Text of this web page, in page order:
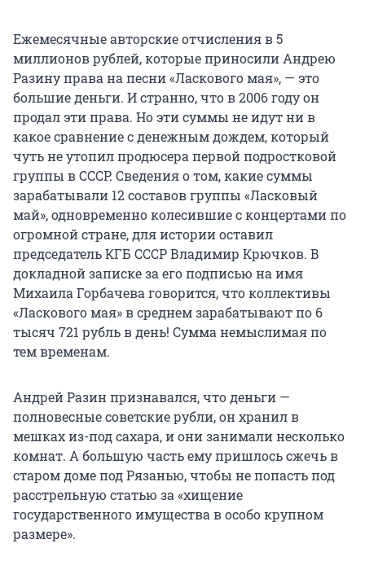
Ежемесячные авторские отчисления в 5
миллионов рублей, которые приносили Андрею
Разину права на песни «Ласкового мая», — это
большие деньги. И странно, что в 2006 году он
продал эти права. Но эти суммы не идут ни в
какое сравнение с денежным дождем, который
чуть не утопил продюсера первой подростковой
группы в СССР. Сведения о том, какие суммы
зарабатывали 12 составов группы «Ласковый
май», одновременно колесившие с концертами по
огромной стране, для истории оставил
председатель КГБ СССР Владимир Крючков. В
докладной записке за его подписью на имя
Михаила Горбачева говорится, что коллективы
«Ласкового мая» в среднем зарабатывают по 6
тысяч 721 рубль в день! Сумма немыслимая по
тем временам.
Андрей Разин признавался, что деньги —
полновесные советские рубли, он хранил в
мешках из-под сахара, и они занимали несколько
комнат. А большую часть ему пришлось сжечь в
старом доме под Рязанью, чтобы не попасть под
расстрельную статью за «хищение
государственного имущества в особо крупном
размере».